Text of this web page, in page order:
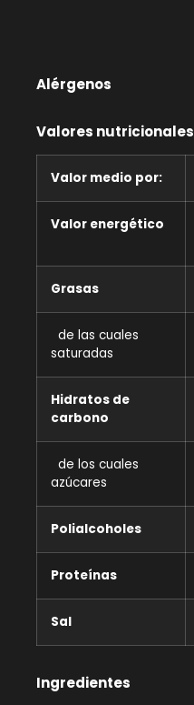
Alérgenos
Valores nutricionales
Valor medio por:
Valor energético
Grasas
de las cuales
saturadas
Hidratos de
carbono
de los cuales
azúcares
Polialcoholes
Proteínas
Sal
Ingredientes